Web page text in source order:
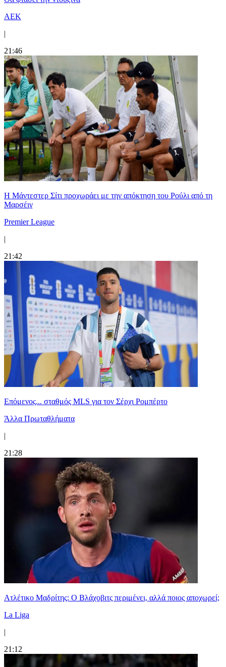
ΑΕΚ
|
21:46
Η Μάντεστερ Σίτι προχωράει με την απόκτηση του Ρούλι από τη
Μαρσέιγ
Premier League
|
21:42
Επόμενος... σταθμός MLS για τον Σέρχι Ρομπέρτο
Άλλα Πρωταθλήματα
|
21:28
Ατλέτικο Μαδρίτης: Ο Βλάχοβιτς περιμένει, αλλά ποιος αποχωρεί;
La Liga
|
21:12